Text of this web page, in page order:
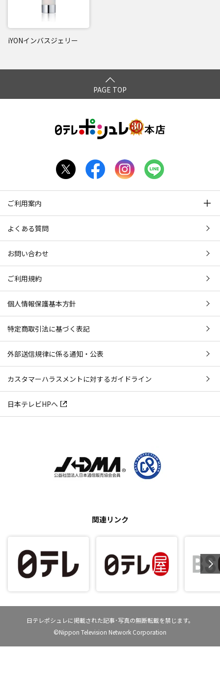
iYONインバスジェリー
PAGE TOP
ご利用案内
よくある質問
お問い合わせ
ご利用規約
個人情報保護基本方針
特定商取引法に基づく表記
外部送信規律に係る通知・公表
カスタマーハラスメントに対するガイドライン
日本テレビHPへ
関連リンク
日テレポシュレに掲載された記事･写真の無断転載を禁じます。
©Nippon Television Network Corporation